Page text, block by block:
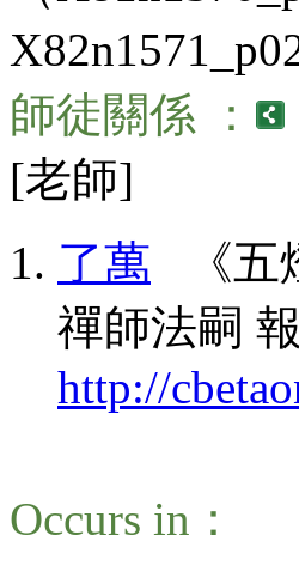
師徒關係 ：
[老師]
了萬 《五
禪師法嗣
http://
Occurs in：